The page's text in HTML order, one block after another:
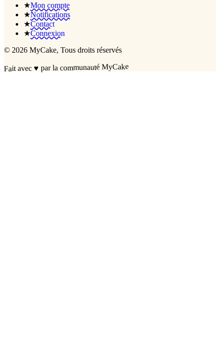
★Mon compte
★Notifications
★Contact
★Connexion
© 2026 MyCake, Tous droits réservés
Fait avec♥ par la communauté MyCake